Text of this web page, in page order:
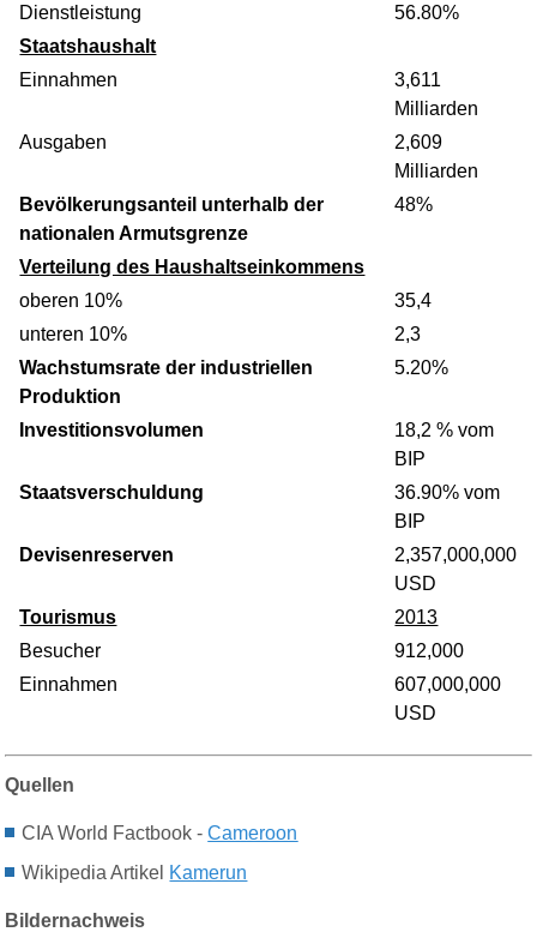
Dienstleistung
56.80%
Staatshaushalt
Einnahmen
3,611
Milliarden
Ausgaben
2,609
Milliarden
Bevölkerungsanteil unterhalb der
nationalen Armutsgrenze
48%
Verteilung des Haushaltseinkommens
oberen 10%
35,4
unteren 10%
2,3
Wachstumsrate der industriellen
Produktion
5.20%
Investitionsvolumen
18,2 % vom
BIP
Staatsverschuldung
36.90% vom
BIP
Devisenreserven
2,357,000,000
USD
Tourismus
2013
Besucher
912,000
Einnahmen
607,000,000
USD
Quellen
CIA World Factbook -Cameroon
Wikipedia Artikel Kamerun
Bildernachweis